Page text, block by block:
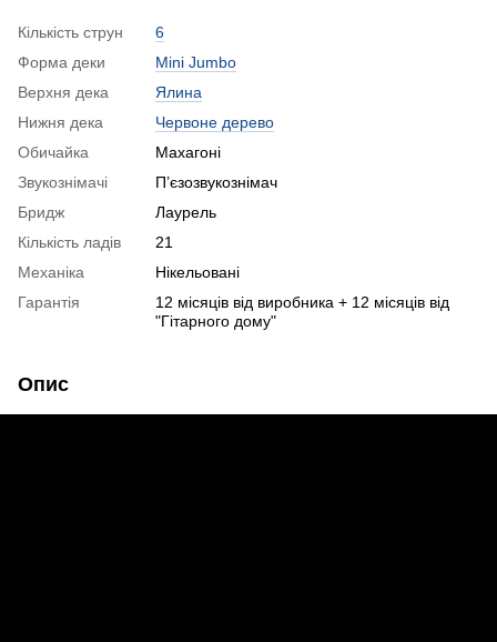
Кількість струн
6
Форма деки
Mini Jumbo
Верхня дека
Ялина
Нижня дека
Червоне дерево
Обичайка
Махагоні
Звукознімачі
П’єзозвукознімач
Бридж
Лаурель
Кількість ладів
21
Механіка
Нікельовані
Гарантія
12 місяців від виробника + 12 місяців від
"Гітарного дому"
Опис